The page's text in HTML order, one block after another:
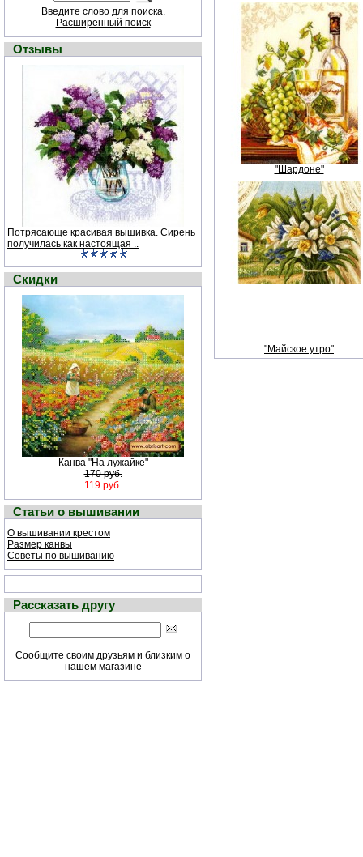
Введите слово для поиска.
Расширенный поиск
Отзывы
Потрясающе красивая вышивка. Сирень
получилась как настоящая ..
Скидки
Канва "На лужайке"
170 руб.
119 руб.
Статьи о вышивании
О вышивании крестом
Размер канвы
Советы по вышиванию
Рассказать другу
Сообщите своим друзьям и близким о
нашем магазине
"Шардоне"
"Майское утро"